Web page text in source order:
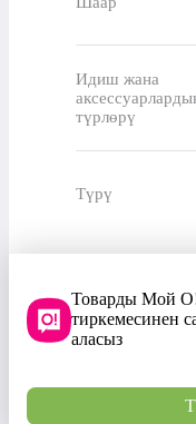
Идиш жана
түрлөрү
Түрү
Товарды Мой
тиркемесинен
аласыз